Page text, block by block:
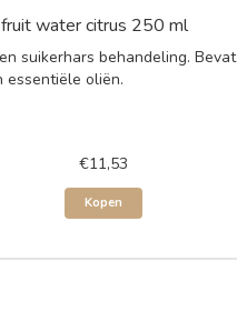
water citrus 250 ml
suikerhars behandeling. Bevat
oliën.
€11,53
Kopen